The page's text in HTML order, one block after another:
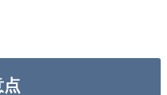
点